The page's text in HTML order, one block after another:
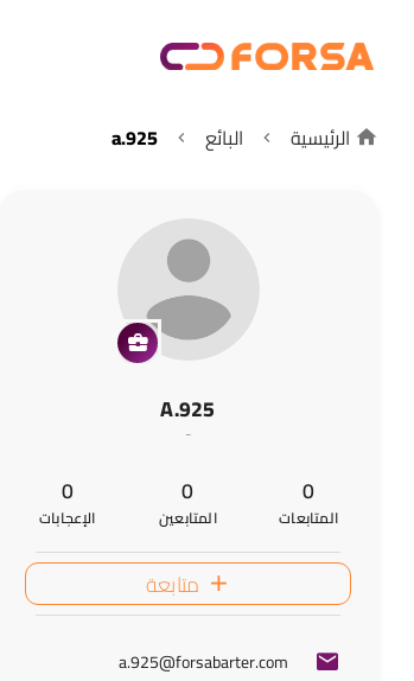
الرئيسية البائع a.925
A.925
-
0
المتابعات
0
المتابعين
0
الإعجابات
متابعة
a.925@forsabarter.com